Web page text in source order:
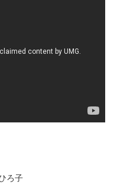
ろ子